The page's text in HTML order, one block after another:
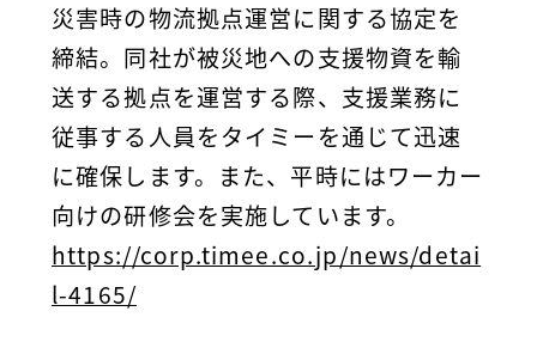
災害時の物流拠点運営に関する協定を
締結。同社が被災地への支援物資を輸
送する拠点を運営する際、支援業務に
従事する人員をタイミーを通じて迅速
に確保します。また、平時にはワーカー
向けの研修会を実施しています。
https://corp.timee.co.jp/news/detai
l-4165/